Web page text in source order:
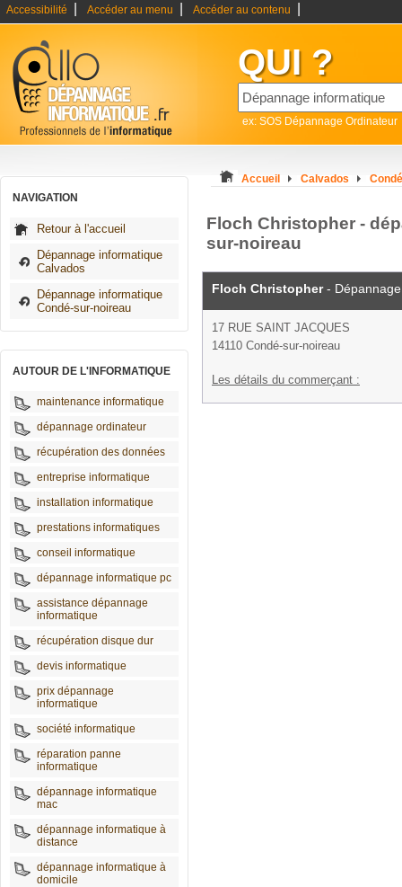
Accessibilité Accéder au menu Accéder au contenu
QUI ?
ex: SOS Dépannage Ordinateur
NAVIGATION
Retour à l'accueil
Dépannage informatique
Calvados
Dépannage informatique
Condé-sur-noireau
AUTOUR DE L'INFORMATIQUE
maintenance informatique
dépannage ordinateur
récupération des données
entreprise informatique
installation informatique
prestations informatiques
conseil informatique
dépannage informatique pc
assistance dépannage
informatique
récupération disque dur
devis informatique
prix dépannage
informatique
société informatique
réparation panne
informatique
dépannage informatique
mac
dépannage informatique à
distance
dépannage informatique à
domicile
Accueil Calvados
Floch Christopher -
sur-noireau
Floch Christopher-
17 RUE SAINT JACQUES
14110 Condé-sur-noireau
Les détails du commerçant :